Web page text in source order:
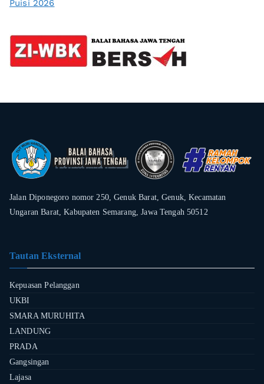
Puisi 2026
Jalan Diponegoro nomor 250, Genuk Barat, Genuk, Kecamatan
Ungaran Barat, Kabupaten Semarang, Jawa Tengah 50512
Tautan Eksternal
Kepuasan Pelanggan
UKBI
SMARA MURUHITA
LANDUNG
PRADA
Gangsingan
Lajasa